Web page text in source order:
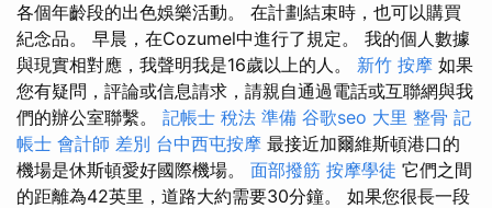
各個年齡段的出色娛樂活動。 在計劃結束時，也可以購買
紀念品。 早晨，在Cozumel中進行了規定。 我的個人數據
與現實相對應，我聲明我是16歲以上的人。 新竹 按摩 如果
您有疑問，評論或信息請求，請親自通過電話或互聯網與我
們的辦公室聯繫。 記帳士 稅法 準備 谷歌seo 大里 整骨 記
帳士 會計師 差別 台中西屯按摩 最接近加爾維斯頓港口的
機場是休斯頓愛好國際機場。 面部撥筋 按摩學徒 它們之間
的距離為42英里，道路大約需要30分鐘。 如果您很長一段